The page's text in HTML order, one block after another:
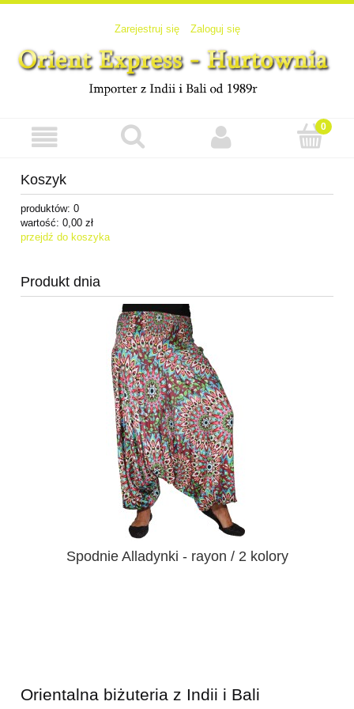
Zarejestruj się Zaloguj się
Koszyk
produktów: 0
wartość: 0,00 zł
przejdź do koszyka
Produkt dnia
Spodnie Alladynki - rayon / 2 kolory
Orientalna biżuteria z Indii i Bali